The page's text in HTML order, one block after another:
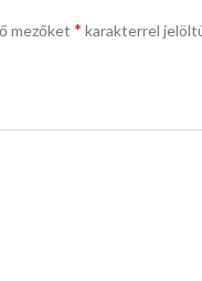
mezőket * karakterrel